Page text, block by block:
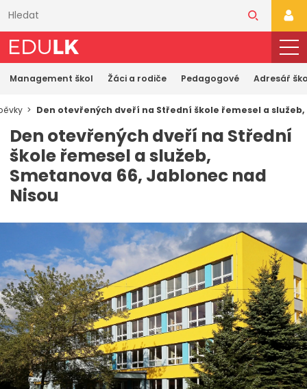
obsahu
Management škol Žáci a rodiče Pedagogové Adresář
Den otevřených dveří na Střední škole řemesel a
Den otevřených dveří na Střední
škole řemesel a služeb,
Smetanova 66, Jablonec nad
Nisou